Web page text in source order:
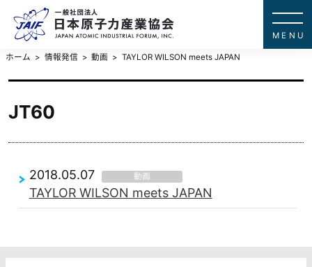
ホーム 情報発信 動画 TAYLOR WILSON meets JAPAN
JT60
2018.05.07 動画
TAYLOR WILSON meets JAPAN